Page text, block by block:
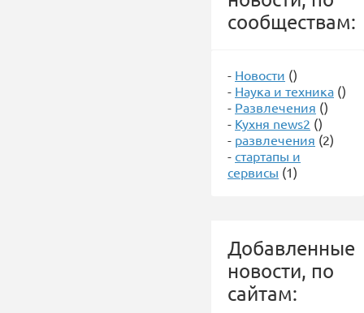
сообществам:
- Новости ()
- Наука и техника ()
- Развлечения ()
- Кухня news2 ()
- развлечения (2)
- стартапы и
сервисы (1)
Добавленные
новости, по
сайтам: